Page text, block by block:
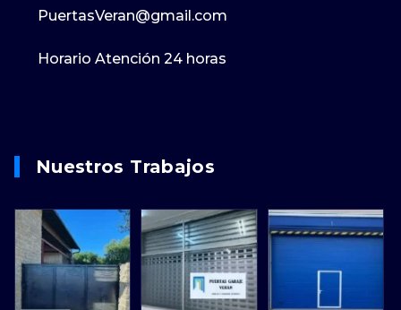
PuertasVeran@gmail.com
Horario Atención 24 horas
Nuestros Trabajos